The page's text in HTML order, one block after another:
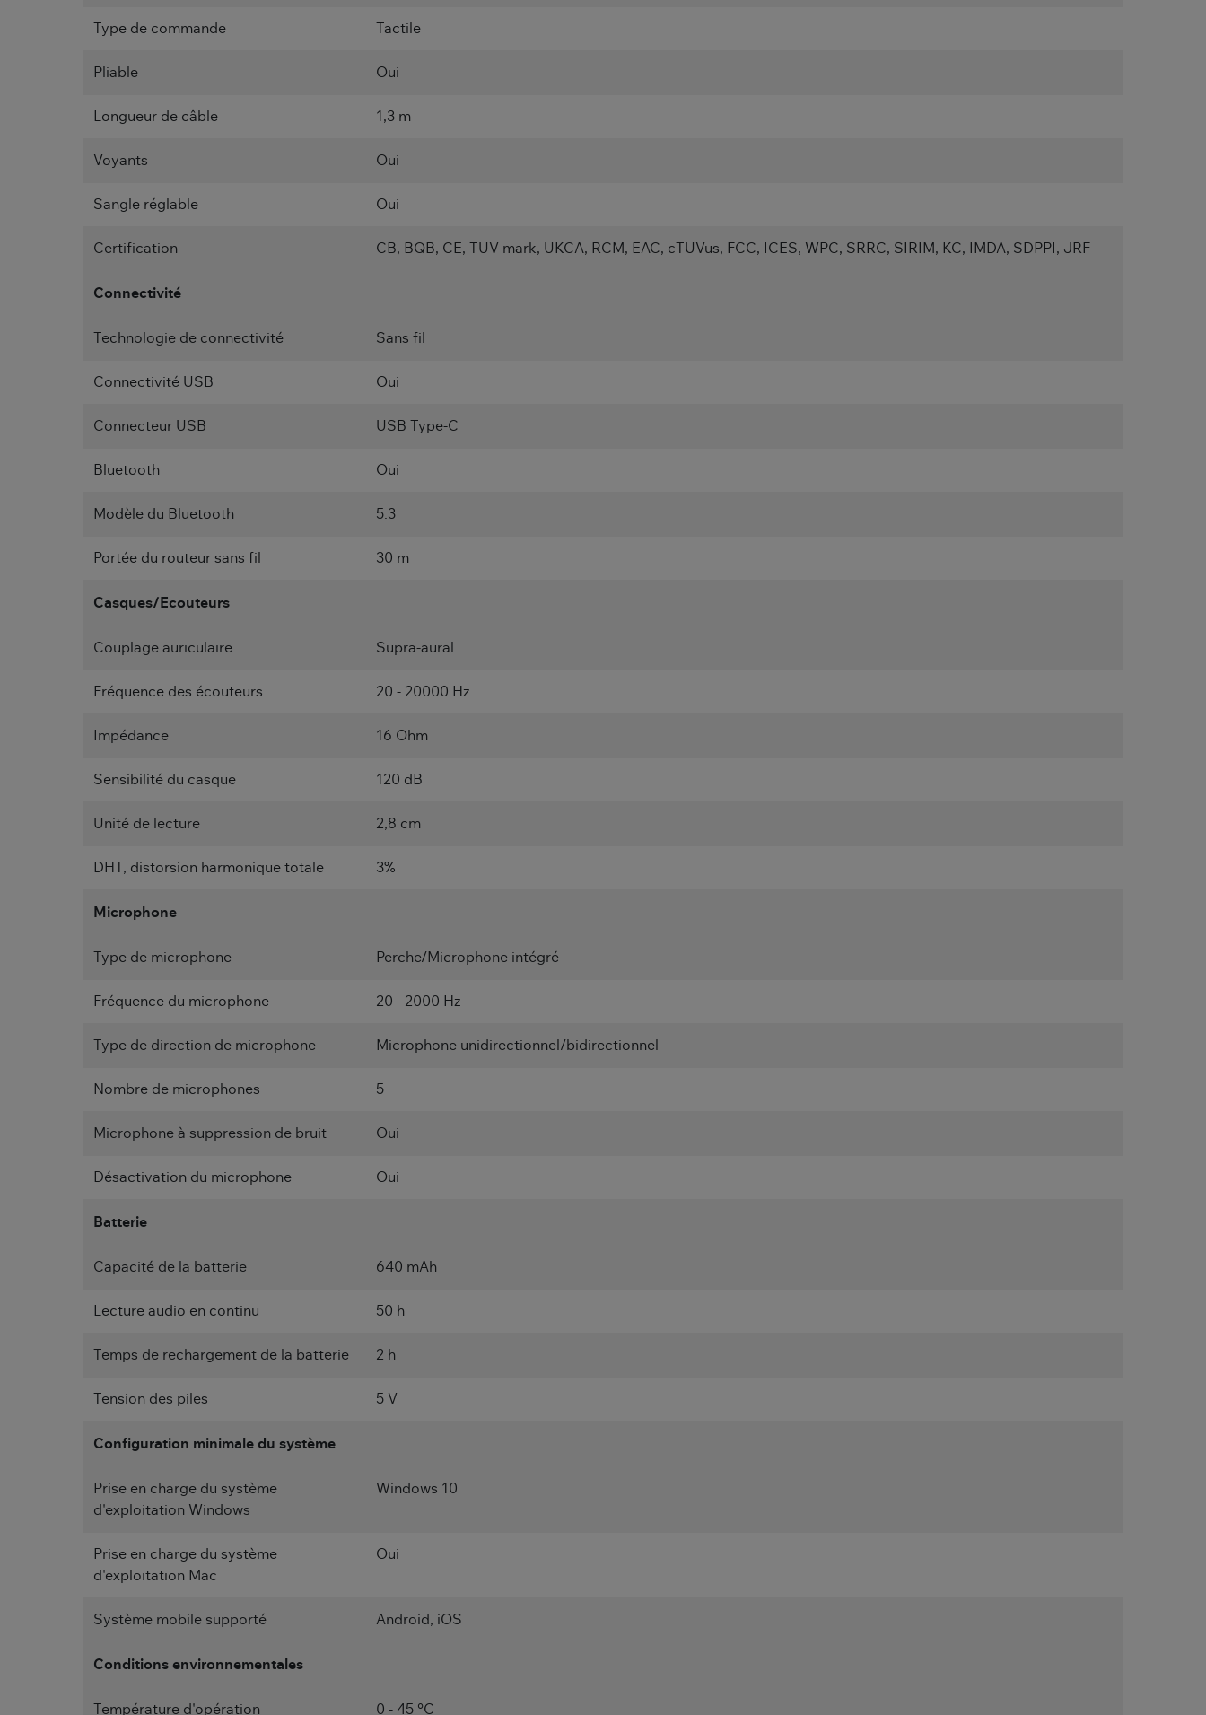
Type de commande Tactile
Pliable Oui
Longueur de câble 1,3 m
Voyants Oui
Sangle réglable Oui
Certification CB, BQB, CE, TUV mark, UKCA, RCM, EAC, cTUVus, FCC, ICES, WPC, SRRC, SIRIM, KC, IMDA, SDPPI, JRF
Connectivité
Technologie de connectivité Sans fil
Connectivité USB Oui
Connecteur USB USB Type-C
Bluetooth Oui
Modèle du Bluetooth 5.3
Portée du routeur sans fil 30 m
Casques/Ecouteurs
Couplage auriculaire Supra-aural
Fréquence des écouteurs 20 - 20000 Hz
Impédance 16 Ohm
Sensibilité du casque 120 dB
Unité de lecture 2,8 cm
DHT, distorsion harmonique totale 3%
Microphone
Type de microphone Perche/Microphone intégré
Fréquence du microphone 20 - 2000 Hz
Type de direction de microphone Microphone unidirectionnel/bidirectionnel
Nombre de microphones 5
Microphone à suppression de bruit Oui
Désactivation du microphone Oui
Batterie
Capacité de la batterie 640 mAh
Lecture audio en continu 50 h
Temps de rechargement de la batterie 2 h
Tension des piles 5 V
Configuration minimale du système
Prise en charge du système
d'exploitation Windows
Windows 10
Prise en charge du système
d'exploitation Mac
Oui
Système mobile supporté Android, iOS
Conditions environnementales
Température d'opération 0 - 45 °C